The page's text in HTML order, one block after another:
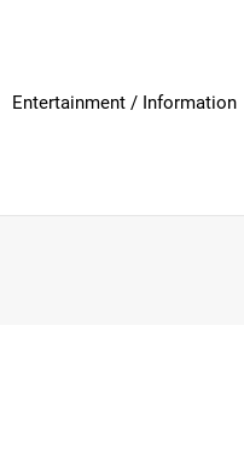
Entertainment / Information